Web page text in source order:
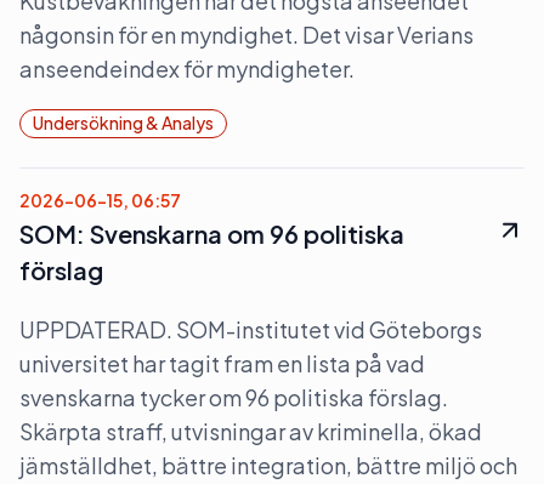
någonsin för en myndighet. Det visar Verians
anseendeindex för myndigheter.
Undersökning & Analys
2026-06-15, 06:57
SOM: Svenskarna om 96 politiska
förslag
UPPDATERAD. SOM-institutet vid Göteborgs
universitet har tagit fram en lista på vad
svenskarna tycker om 96 politiska förslag.
Skärpta straff, utvisningar av kriminella, ökad
jämställdhet, bättre integration, bättre miljö och